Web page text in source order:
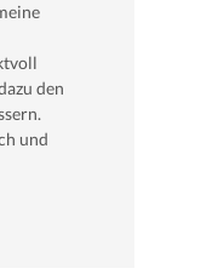
den
und